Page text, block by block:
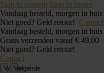
Skip to content Skip to footer
Vandaag besteld, morgen in
Niet goed? Geld retour! Contact
Vandaag besteld, morgen in huis
Gratis verzenden vanaf € 49,00
Niet goed? Geld retour!
Contact
VorigeVolgende